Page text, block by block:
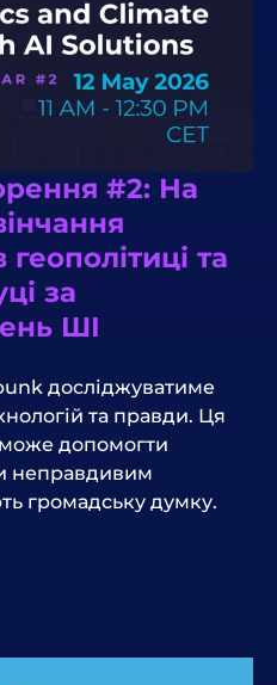
#2: На
та
за
ШІ
досліджуватиме
та правди. Ця
може допомогти
неправдивим
громадську думку.